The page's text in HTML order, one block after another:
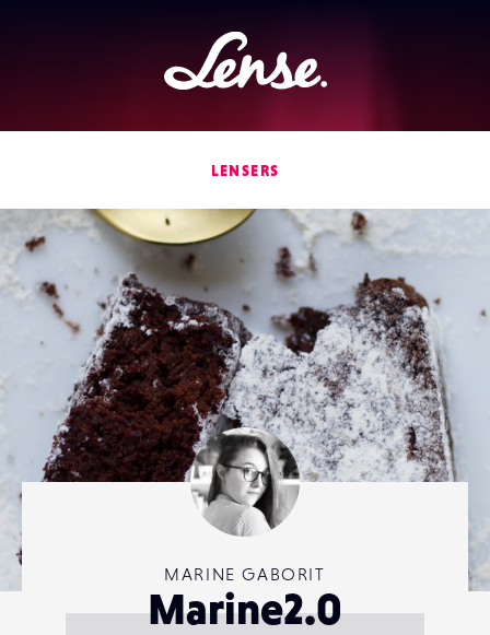
Lense
LENSERS
MARINE GABORIT
Marine2.0